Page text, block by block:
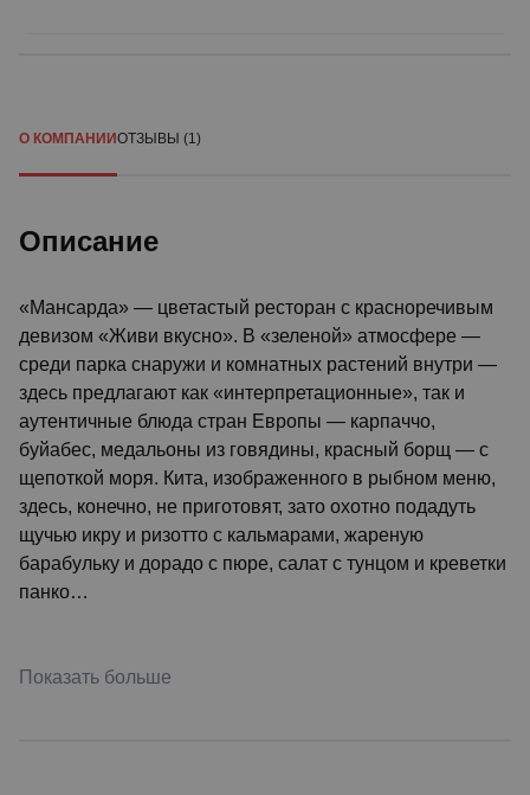
О КОМПАНИИОТЗЫВЫ (1)
Описание
«Мансарда» — цветастый ресторан с красноречивым
девизом «Живи вкусно». В «зеленой» атмосфере —
среди парка снаружи и комнатных растений внутри —
здесь предлагают как «интерпретационные», так и
аутентичные блюда стран Европы — карпаччо,
буйабес, медальоны из говядины, красный борщ — с
щепоткой моря. Кита, изображенного в рыбном меню,
здесь, конечно, не приготовят, зато охотно подадуть
щучью икру и ризотто с кальмарами, жареную
барабульку и дорадо с пюре, салат с тунцом и креветки
панко…
Показать больше